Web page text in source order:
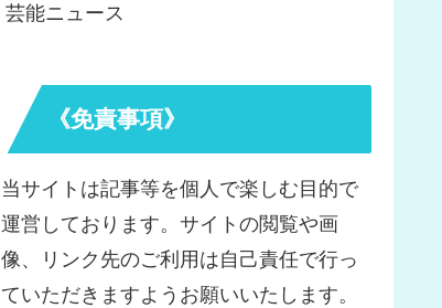
芸能ニュース
《免責事項》
当サイトは記事等を個人で楽しむ目的で
運営しております。サイトの閲覧や画
像、リンク先のご利用は自己責任で行っ
ていただきますようお願いいたします。